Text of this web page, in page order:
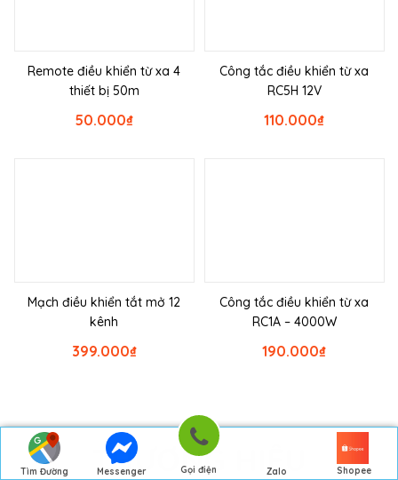
Tìm Đường
Messenger Gọi điện Zalo Shopee
Remote điều khiển từ xa 4
thiết bị 50m
₫
50.000
Công tắc điều khiển từ xa
RC5H 12V
₫
110.000
Mạch điều khiển tắt mở 12
kênh
₫
399.000
Công tắc điều khiển từ xa
RC1A – 4000W
₫
190.000
THƯƠNG HIỆU